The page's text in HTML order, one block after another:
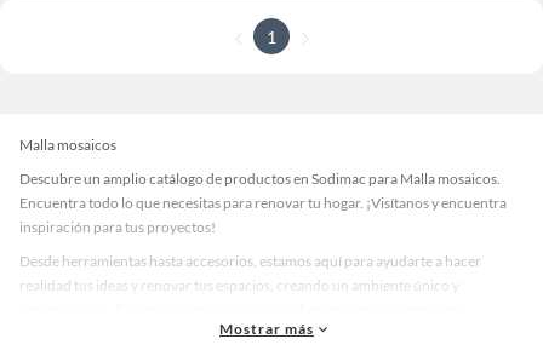
1
Malla mosaicos
Descubre un amplio catálogo de productos en Sodimac para Malla mosaicos.
Encuentra todo lo que necesitas para renovar tu hogar. ¡Visítanos y encuentra
inspiración para tus proyectos!
Desde herramientas hasta accesorios, estamos aquí para ayudarte a hacer
realidad tus ideas y renovar tus espacios, creando un ambiente único y
accesorios de calidad que te ayudarán a crear un espacio más tú.
Mostrar más